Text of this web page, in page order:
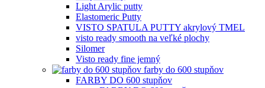
Light Arylic putty
Elastomeric Putty
VISTO SPATULA PUTTY akrylový TMEL
visto ready smooth na veľké plochy
Silomer
Visto ready fine jemný
farby do 600 stupňov
FARBY DO 600 stupňov